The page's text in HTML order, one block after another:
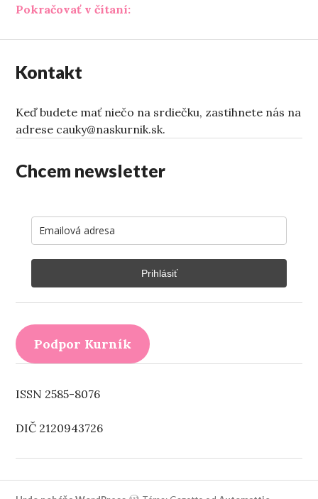
Pokračovať v čítaní:„Tento text nie je o otužovaní“
Kontakt
Keď budete mať niečo na srdiečku, zastihnete nás na
adrese cauky@naskurnik.sk.
Chcem newsletter
Prihlásiť
Podpor Kurník
ISSN 2585-8076
DIČ 2120943726